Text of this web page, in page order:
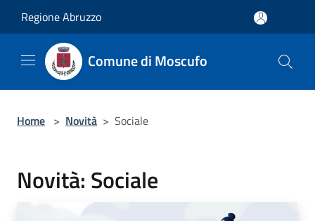
Regione Abruzzo
Comune di Moscufo
Home > Novità > Sociale
Novità: Sociale